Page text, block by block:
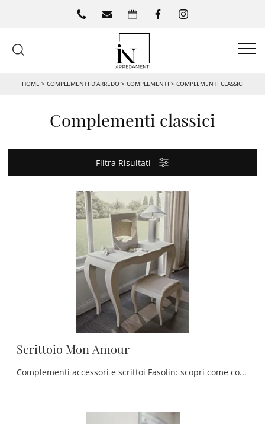
HOME > COMPLEMENTI D’ARREDO> COMPLEMENTI > COMPLEMENTI CLASSICI
Complementi classici
Filtra Risultati
Scrittoio Mon Amour
Complementi accessori e scrittoi Fasolin: scopri come completare i tuoi spazi classici con il modello Scrittoio Mon Amour.